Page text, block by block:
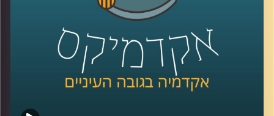
למשאב זה? ואיך מו סאלח קשור לכל העניין
ד"ר יוסי מן, חוקר את כלכלת המזה"ת מביה"ס
לאודר לממשל דיפלומטיה ואסטרטגיה
באוניברסיטת רייכמן, מסביר על הגורמים